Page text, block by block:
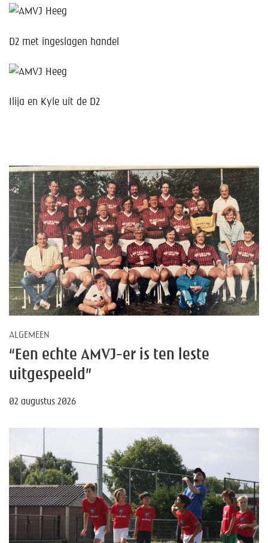
D2 met ingeslagen handel
Ilija en Kyle uit de D2
ALGEMEEN
“Een echte AMVJ-er is ten leste
uitgespeeld”
02 augustus 2026